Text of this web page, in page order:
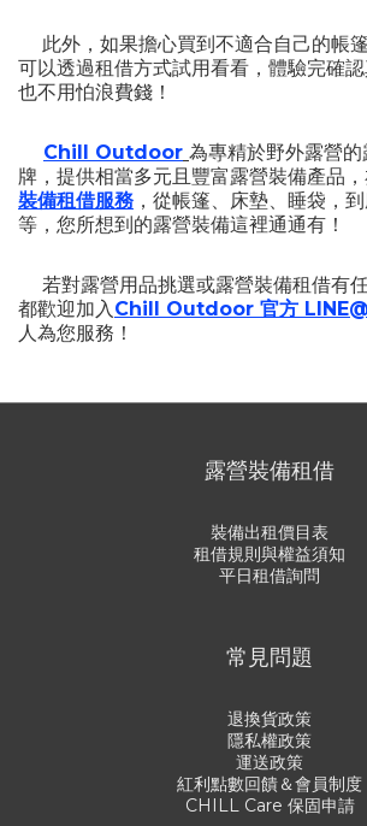
此外，如果擔心買到不適合自己的帳
可以透過租借方式試用看看，體驗完確認
也不用怕浪費錢！
Chill Outdoor 為專精於野外露營
牌，提供相當多元且豐富露營裝備產品
裝備租借服務 ，從帳篷、床墊、睡袋，
等，您所想到的露營裝備這裡通通有！
若對露營用品挑選或露營裝備租借有任
都歡迎加入Chill Outdoor 官方 LINE@
人為您服務！
露營裝備租借
裝備出租價目表
租借規則與權益須知
平日租借詢問
常見問題
退換貨政策
隱私權政策
運送政策
紅利點數回饋＆會員制度
CHILL Care 保固申請